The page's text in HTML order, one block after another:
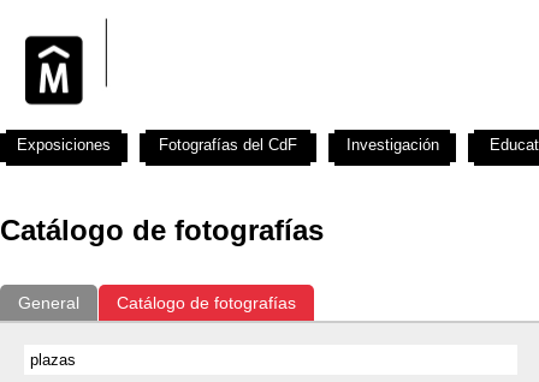
Catálogo de fotografías
General Catálogo de fotografías
Exposiciones Fotografías del CdF Investigación